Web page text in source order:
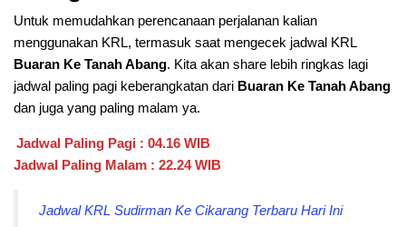
Untuk memudahkan perencanaan perjalanan kalian
menggunakan KRL, termasuk saat mengecek jadwal KRL
Buaran Ke Tanah Abang. Kita akan share lebih ringkas lagi
jadwal paling pagi keberangkatan dari Buaran Ke Tanah Abang
dan juga yang paling malam ya.
Jadwal Paling Pagi : 04.16 WIB
Jadwal Paling Malam : 22.24 WIB
Jadwal KRL Sudirman Ke Cikarang Terbaru Hari Ini